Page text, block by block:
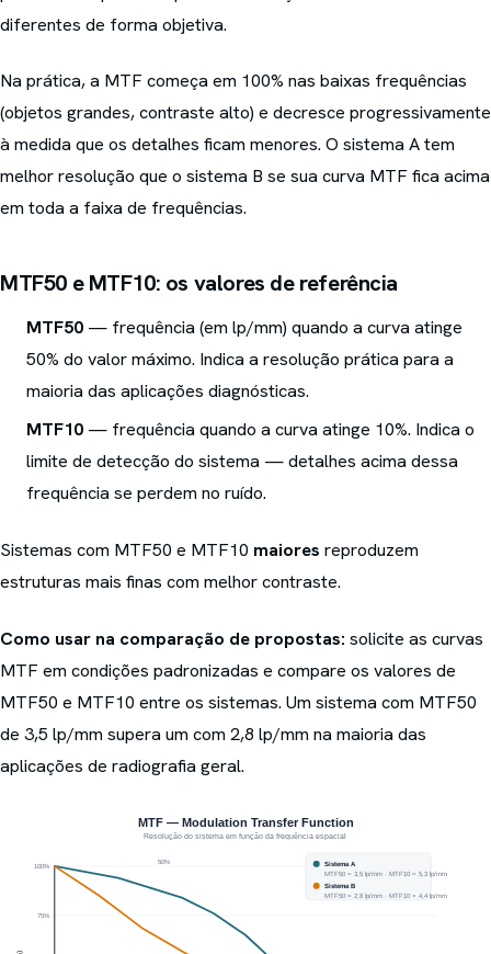
diferentes de forma objetiva.
Na prática, a MTF começa em 100% nas baixas frequências
(objetos grandes, contraste alto) e decresce progressivamente
à medida que os detalhes ficam menores. O sistema A tem
melhor resolução que o sistema B se sua curva MTF fica acima
em toda a faixa de frequências.
MTF50 e MTF10: os valores de referência
MTF50 — frequência (em lp/mm) quando a curva atinge
50% do valor máximo. Indica a resolução prática para a
maioria das aplicações diagnósticas.
MTF10 — frequência quando a curva atinge 10%. Indica o
limite de detecção do sistema — detalhes acima dessa
frequência se perdem no ruído.
Sistemas com MTF50 e MTF10 maiores reproduzem
estruturas mais finas com melhor contraste.
Como usar na comparação de propostas: solicite as curvas
MTF em condições padronizadas e compare os valores de
MTF50 e MTF10 entre os sistemas. Um sistema com MTF50
de 3,5 lp/mm supera um com 2,8 lp/mm na maioria das
aplicações de radiografia geral.